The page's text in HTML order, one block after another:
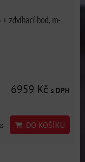
zdvíhací bod, m-
6959 Kč s DPH
DO KOŠÍKU